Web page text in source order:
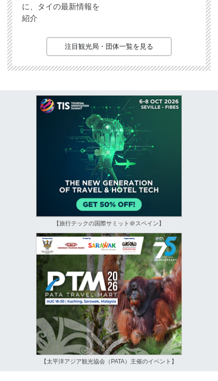
に、タイの最新情報を
紹介
注目観光局・団体一覧を見る
【旅行テックの国際サミット＠スペイン】
【太平洋アジア観光協会（PATA）主催のイベント】